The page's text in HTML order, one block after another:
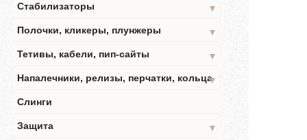
Стабилизаторы
▼
Полочки, кликеры, плунжеры
▼
Тетивы, кабели, пип-сайты
▼
Напалечники, релизы, перчатки, кольца▼
Слинги
Защита
▼